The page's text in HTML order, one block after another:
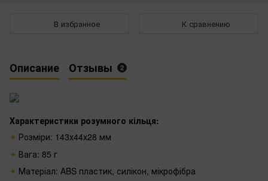
В избранное К сравнению
Описание Отзывы 2
Характеристики розумного кільця:
Розміри: 143х44х28 мм
Вага: 85 г
Матеріал: ABS пластик, силікон, мікрофібра